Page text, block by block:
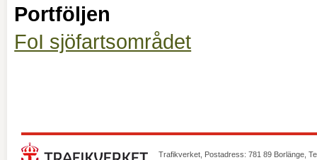
Portföljen
FoI sjöfartsområdet
Trafikverket, Postadress: 781 89 Borlänge,